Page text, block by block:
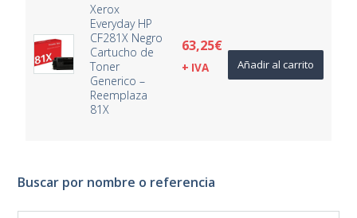
Xerox
Everyday HP
CF281X Negro
Cartucho de
Toner
Generico –
Reemplaza
81X
63,25€
+ IVA Añadir al carrito
Buscar por nombre o referencia